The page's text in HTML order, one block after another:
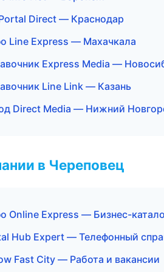
Direct — Краснодар
Line Express — Махачкала
Express Media —
Line Link — Казань
Direct Media — Нижний
в Череповец
Online Express — Бизнес-
Hub Expert — Телефонный
Fast City — Работа и вакансии